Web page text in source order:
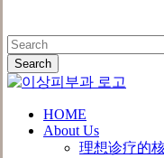
Search
Close
Menu
HOME
About Us
理想诊疗的